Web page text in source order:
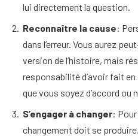
lui directement la question.
Reconnaître la cause:
dans l’erreur. Vous aurez
version de l’histoire, mais
responsabilité d’avoir fait
que vous soyez d’accord ou
S’engager à changer:
changement doit se